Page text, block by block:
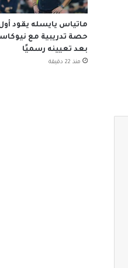
ماتياس يايسله يقود
حصة تدريبية مع
بعد تعيينه رسميًا
منذ 22 دقيقة